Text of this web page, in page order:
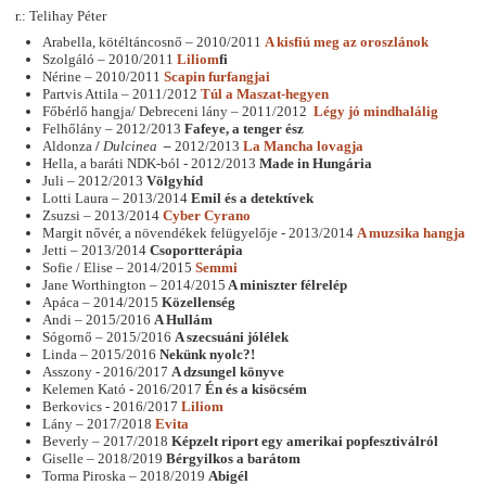
r.: Telihay Péter
Arabella, kötéltáncosnő – 2010/2011 A kisfiú meg az oroszlánok
Szolgáló – 2010/2011 Liliomfi
Nérine – 2010/2011 Scapin furfangjai
Partvis Attila – 2011/2012 Túl a Maszat-hegyen
Főbérlő hangja/ Debreceni lány – 2011/2012 Légy jó mindhalálig
Felhőlány – 2012/2013 Fafeye, a tenger ész
Aldonza / Dulcinea – 2012/2013 La Mancha lovagja
Hella, a baráti NDK-ból - 2012/2013 Made in Hungária
Juli – 2012/2013 Völgyhíd
Lotti Laura – 2013/2014 Emil és a detektívek
Zsuzsi – 2013/2014 Cyber Cyrano
Margit nővér, a növendékek felügyelője - 2013/2014 A muzsika hangja
Jetti – 2013/2014 Csoportterápia
Sofie / Elise – 2014/2015 Semmi
Jane Worthington – 2014/2015 A miniszter félrelép
Apáca – 2014/2015 Közellenség
Andi – 2015/2016 A Hullám
Sógornő – 2015/2016 A szecsuáni jólélek
Linda – 2015/2016 Nekünk nyolc?!
Asszony - 2016/2017 A dzsungel könyve
Kelemen Kató - 2016/2017 Én és a kisöcsém
Berkovics - 2016/2017 Liliom
Lány – 2017/2018 Evita
Beverly – 2017/2018 Képzelt riport egy amerikai popfesztiválról
Giselle – 2018/2019 Bérgyilkos a barátom
Torma Piroska – 2018/2019 Abigél